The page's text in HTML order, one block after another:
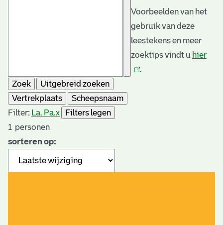
Voorbeelden van het
gebruik van deze
leestekens en meer
zoektips vindt u hier
.
Zoek
Uitgebreid zoeken
Vertrekplaats
Scheepsnaam
Filter: La. Pa.x
Filters legen
1 personen
sorteren op: